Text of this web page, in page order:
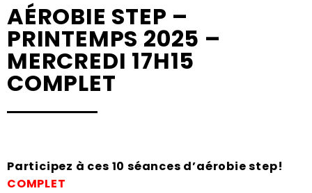
AÉROBIE STEP –
PRINTEMPS 2025 –
MERCREDI 17H15
COMPLET
Participez à ces 10 séances d’aérobie step!
COMPLET